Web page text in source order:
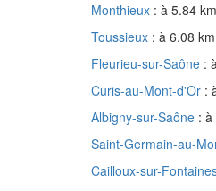
Monthieux : à 5.84 km
Toussieux : à 6.08 km
Fleurieu-sur-Saône :
Curis-au-Mont-d'Or :
Albigny-sur-Saône : à
Saint-Germain-au-
Cailloux-sur-